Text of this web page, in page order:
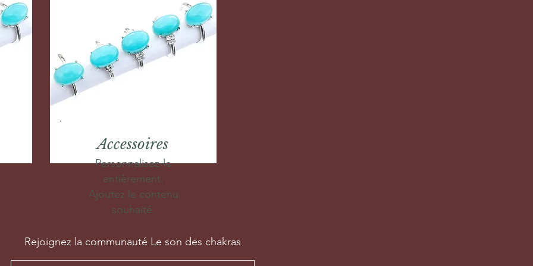
Accessoires
Personnalisez-le
entièrement.
Ajoutez le contenu
souhaité.
Rejoignez la communauté Le son des chakras